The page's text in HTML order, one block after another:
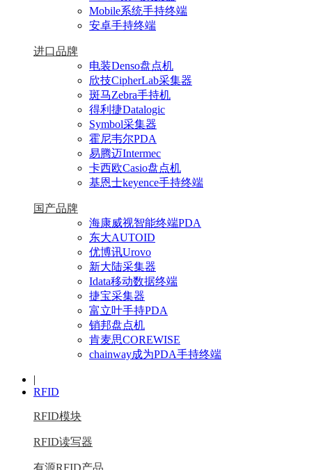
Mobile系统手持终端
安卓手持终端
进口品牌
电装Denso盘点机
欣技CipherLab采集器
斑马Zebra手持机
得利捷Datalogic
Symbol采集器
霍尼韦尔PDA
易腾迈Intermec
卡西欧Casio盘点机
基恩士keyence手持终端
国产品牌
海康威视智能终端PDA
东大AUTOID
优博讯Urovo
新大陆采集器
Idata移动数据终端
捷宝采集器
富立叶手持PDA
销邦盘点机
肯麦思COREWISE
chainway成为PDA手持终端
|
RFID
RFID模块
RFID读写器
有源RFID产品